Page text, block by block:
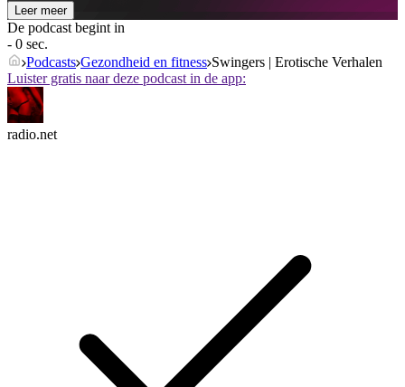
Leer meer
De podcast begint in
- 0 sec.
Podcasts Gezondheid en fitness Swingers | Erotische Verhalen
Luister gratis naar deze podcast in de app:
radio.net